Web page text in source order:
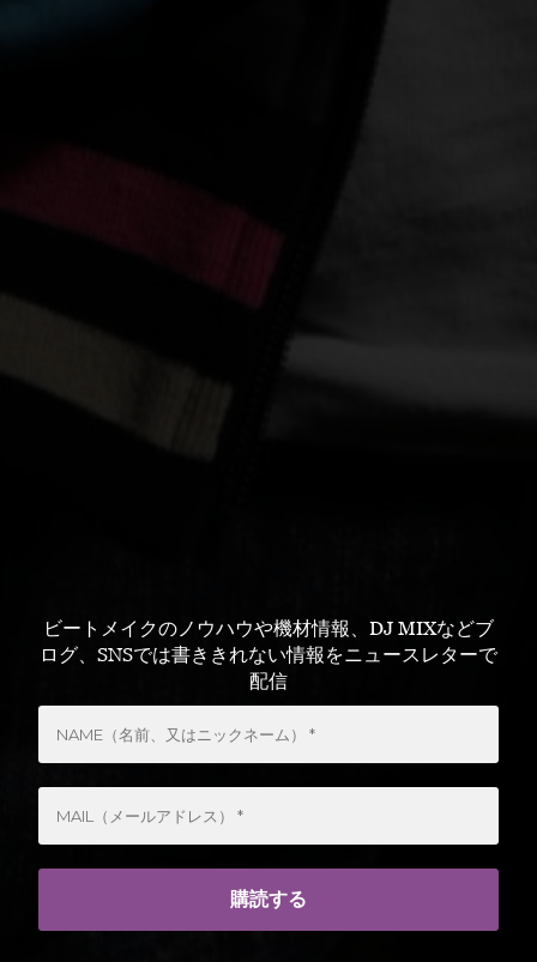
ビートメイクのノウハウや機材情報、DJ MIXなどブ
ログ、SNSでは書ききれない情報をニュースレターで
配信